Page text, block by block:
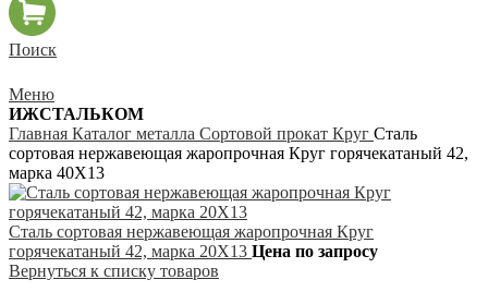
Поиск
Меню
ИЖСТАЛЬКОМ
Главная Каталог металла Сортовой прокат Круг Сталь
сортовая нержавеющая жаропрочная Круг горячекатаный 42,
марка 40Х13
Сталь сортовая нержавеющая жаропрочная Круг
горячекатаный 42, марка 20Х13 Цена по запросу
Вернуться к списку товаров